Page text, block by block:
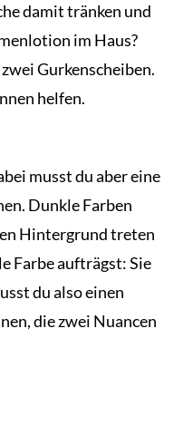
damit tränken und
im Haus?
Gurkenscheiben.
helfen.
musst du aber eine
Dunkle Farben
Hintergrund treten
Farbe aufträgst: Sie
du also einen
die zwei Nuancen